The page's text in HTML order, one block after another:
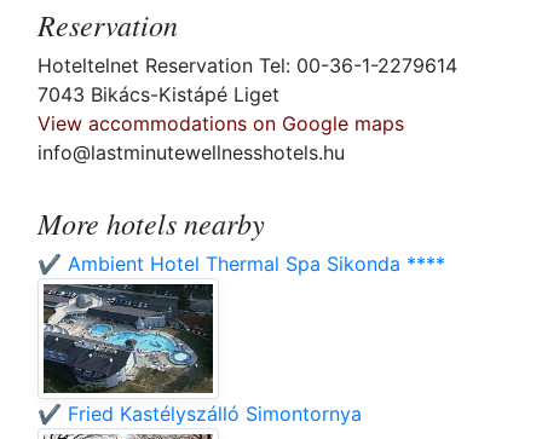
Reservation
Hoteltelnet Reservation Tel: 00-36-1-2279614
7043 Bikács-Kistápé Liget
View accommodations on Google maps
info@lastminutewellnesshotels.hu
More hotels nearby
✔️ Ambient Hotel Thermal Spa Sikonda ****
✔️ Fried Kastélyszálló Simontornya